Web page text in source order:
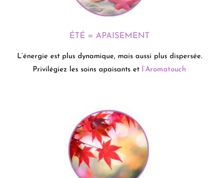
ÉTÉ = APAISEMENT
L’énergie est plus dynamique, mais aussi plus dispersée.
Privilégiez les soins apaisants et l’Aromatouch